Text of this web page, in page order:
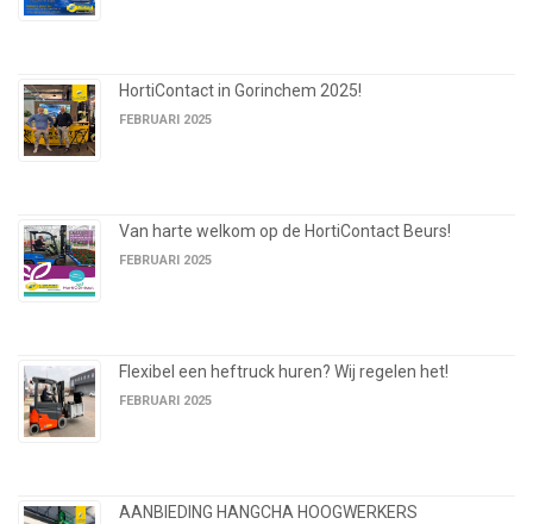
HortiContact in Gorinchem 2025!
FEBRUARI 2025
Van harte welkom op de HortiContact Beurs!
FEBRUARI 2025
Flexibel een heftruck huren? Wij regelen het!
FEBRUARI 2025
AANBIEDING HANGCHA HOOGWERKERS